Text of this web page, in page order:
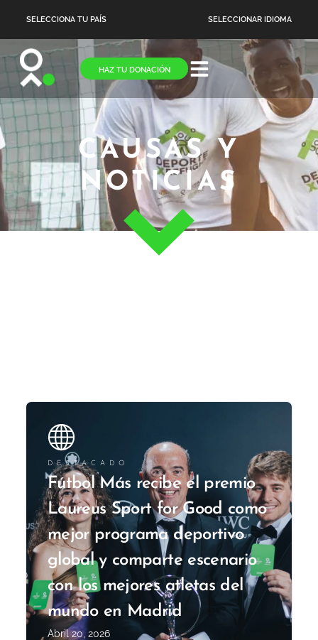
SELECCIONA TU PAÍS SELECCIONAR IDIOMA
HAZ TU DONACIÓN
CAUSAS Y
NOTICIAS
DESTACADO
Fútbol Más recibe el premio
Laureus Sport for Good como
mejor programa deportivo
global y comparte escenario
con los mejores atletas del
mundo en Madrid
Abril 20, 2026